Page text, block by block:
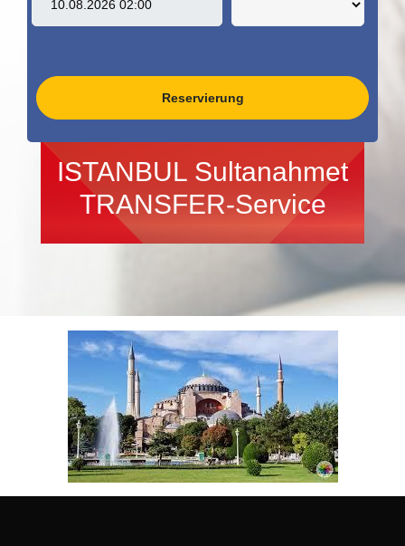
Reservierung
ISTANBUL Sultanahmet
TRANSFER-Service